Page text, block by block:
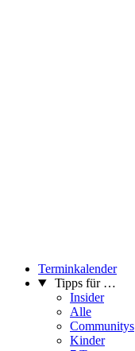
Terminkalender
Tipps für …
Insider
Alle
Communitys
Kinder